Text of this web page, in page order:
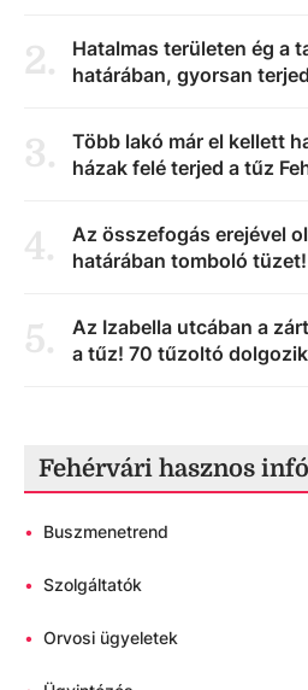
2.
Hatalmas területen ég a
határában, gyorsan
3.
Több lakó már el kellett
házak felé terjed a tűz
4.
Az összefogás erejével
határában tomboló tüzet!
5.
Az Izabella utcában a
a tűz! 70 tűzoltó
Fehérvári hasznos
• Buszmenetrend
• Szolgáltatók
• Orvosi ügyeletek